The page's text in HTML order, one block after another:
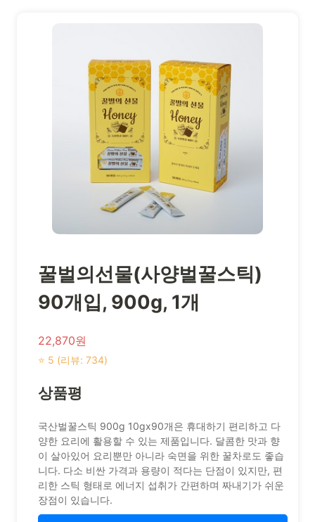
꿀벌의선물(사양벌꿀스틱)
90개입, 900g, 1개
22,870원
⭐ 5 (리뷰: 734)
상품평
국산벌꿀스틱 900g 10gx90개은 휴대하기 편리하고 다
양한 요리에 활용할 수 있는 제품입니다. 달콤한 맛과 향
이 살아있어 요리뿐만 아니라 숙면을 위한 꿀차로도 좋습
니다. 다소 비싼 가격과 용량이 적다는 단점이 있지만, 편
리한 스틱 형태로 에너지 섭취가 간편하며 짜내기가 쉬운
장점이 있습니다.